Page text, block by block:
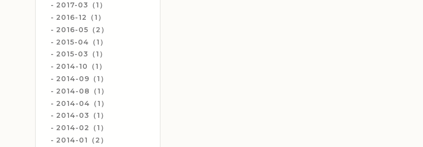
2017-03（1）
2016-12（1）
2016-05（2）
2015-04（1）
2015-03（1）
2014-10（1）
2014-09（1）
2014-08（1）
2014-04（1）
2014-03（1）
2014-02（1）
2014-01（2）